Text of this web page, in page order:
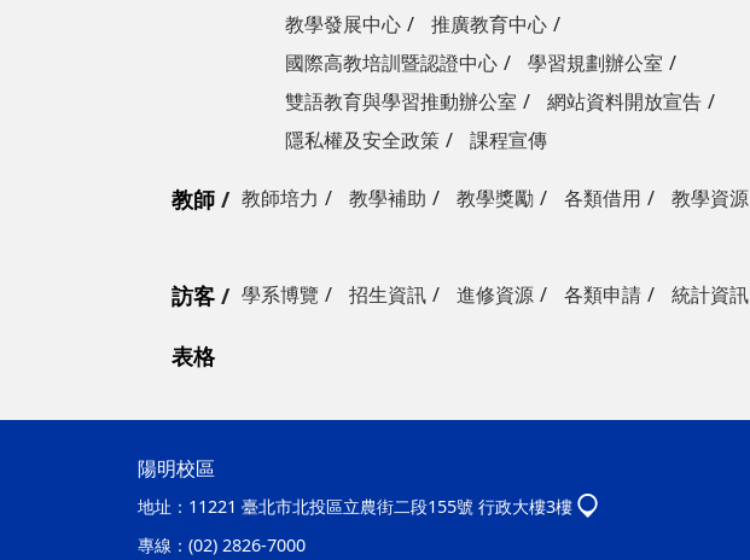
教學發展中心
推廣教育中心
國際高教培訓暨認證中心
學習規劃辦公室
雙語教育與學習推動辦公室
網站資料開放宣告
隱私權及安全政策
課程宣傳
教師 教師培力 教學補助 教學獎勵 各類借用 教學資源
訪客 學系博覽 招生資訊 進修資源 各類申請 統計資訊
表格
陽明校區
地址： 11221 臺北市北投區立農街二段155號 行政大樓3樓
專線： (02) 2826-7000